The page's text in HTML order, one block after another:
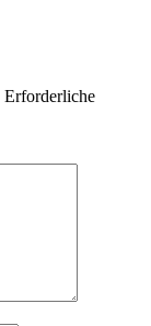
Erforderliche